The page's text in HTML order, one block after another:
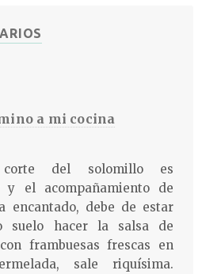
a mi cocina
del solomillo es
y el acompañamiento de
encantado, debe de estar
suelo hacer la salsa de
frambuesas frescas en
sale riquísima.